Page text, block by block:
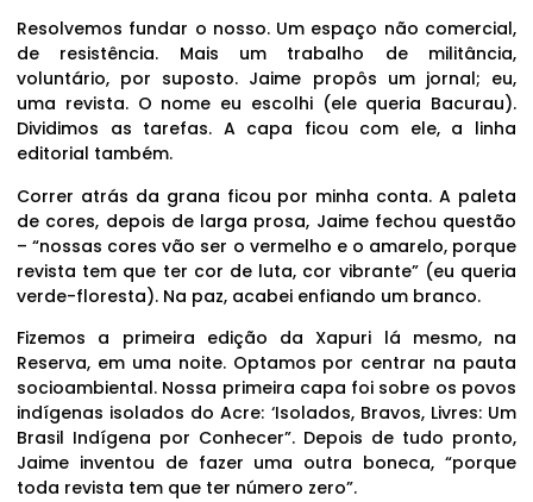
Resolvemos fundar o nosso. Um espaço não comercial,
de resistência. Mais um trabalho de militância,
voluntário, por suposto. Jaime propôs um jornal; eu,
uma revista. O nome eu escolhi (ele queria Bacurau).
Dividimos as tarefas. A capa ficou com ele, a linha
editorial também.
Correr atrás da grana ficou por minha conta. A paleta
de cores, depois de larga prosa, Jaime fechou questão
– “nossas cores vão ser o vermelho e o amarelo, porque
revista tem que ter cor de luta, cor vibrante” (eu queria
verde-floresta). Na paz, acabei enfiando um branco.
Fizemos a primeira edição da Xapuri lá mesmo, na
Reserva, em uma noite. Optamos por centrar na pauta
socioambiental. Nossa primeira capa foi sobre os povos
indígenas isolados do Acre: ‘Isolados, Bravos, Livres: Um
Brasil Indígena por Conhecer”. Depois de tudo pronto,
Jaime inventou de fazer uma outra boneca, “porque
toda revista tem que ter número zero”.